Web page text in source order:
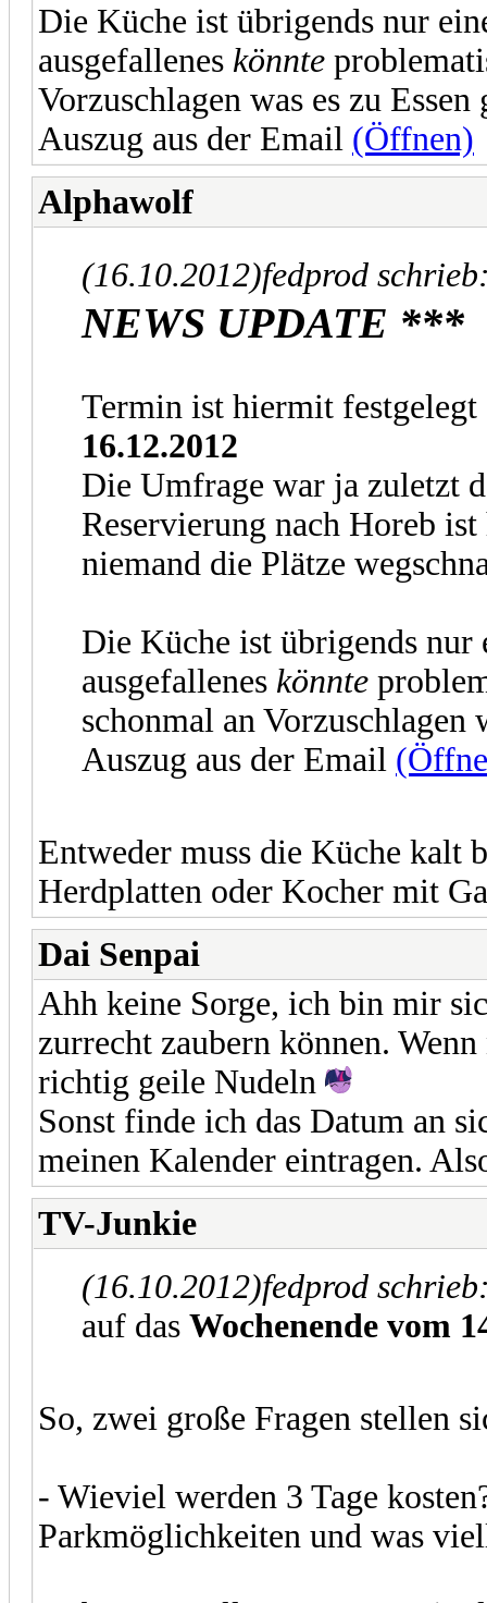
Die Küche ist übrigends nur
ausgefallenes könnte
Vorzuschlagen was es zu
Auszug aus der Email (Öffnen)
Alphawolf
(16.10.2012)fedprod
NEWS UPDATE ***
Termin ist hiermit
16.12.2012
Die Umfrage war ja zuletzt
Reservierung nach Horeb
niemand die Plätze
Die Küche ist übrigends nur
ausgefallenes könnte
schonmal an Vorzuschlagen
Auszug aus der Email
Entweder muss die Küche kalt
Herdplatten oder Kocher mit
Dai Senpai
Ahh keine Sorge, ich bin mir
zurrecht zaubern können.
richtig geile Nudeln
Sonst finde ich das Datum an
meinen Kalender eintragen.
TV-Junkie
(16.10.2012)fedprod
auf das Wochenende vom
So, zwei große Fragen stellen
- Wieviel werden 3 Tage
Parkmöglichkeiten und was